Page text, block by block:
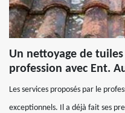
Un nettoyage de
profession avec Ent.
Les services proposés par le
exceptionnels. Il a déjà fait ses